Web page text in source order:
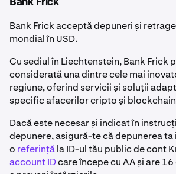
Selectează Depunere
3 Caută USD și selectează-l.
4
Dacă nu ți-ai conectat încă contul
vei fi redirecționat pentru a te
2
Selectează o monedă fiduciară din
Activ .
3 SubMetodă de depunere
Dacă nu ți-ai conectat încă contul
dă clic peConectează PayPal.
Vei fi redirecționat pentru a te
Bank Frick
Bank Frick acceptă depuneri și
mondial în USD.
Cu sediul în Liechtenstein, Bank Frick
considerată una dintre cele mai
regiune, oferind servicii și soluții
specific afacerilor cripto și
Dacă este necesar și indicat în
depunere, asigură-te că depunerea ta
o referințăla ID-ul tău public de cont
account IDcare începe cu AA și are